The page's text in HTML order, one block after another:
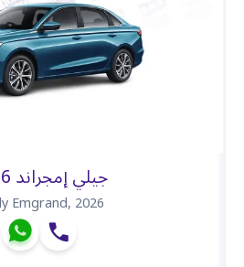
جيلي إمجراند 2026
Emgrand,2026